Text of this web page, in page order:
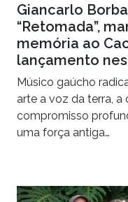
Giancarlo
“Retomada”,
memória ao
lançamento
Músico gaúcho
arte a voz da terra,
compromisso
uma força antiga…